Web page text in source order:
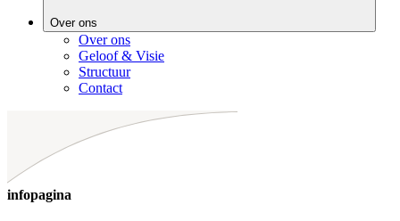
Over ons
Over ons
Geloof & Visie
Structuur
Contact
infopagina